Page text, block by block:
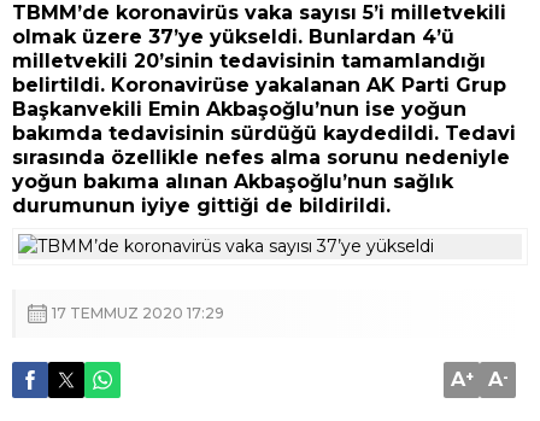
48,8802
TBMM’de koronavirüs vaka sayısı 5’i milletvekili
olmak üzere 37’ye yükseldi. Bunlardan 4’ü
milletvekili 20’sinin tedavisinin tamamlandığı
belirtildi. Koronavirüse yakalanan AK Parti Grup
Başkanvekili Emin Akbaşoğlu’nun ise yoğun
bakımda tedavisinin sürdüğü kaydedildi. Tedavi
sırasında özellikle nefes alma sorunu nedeniyle
yoğun bakıma alınan Akbaşoğlu’nun sağlık
durumunun iyiye gittiği de bildirildi.
17 TEMMUZ 2020 17:29
A+ A-